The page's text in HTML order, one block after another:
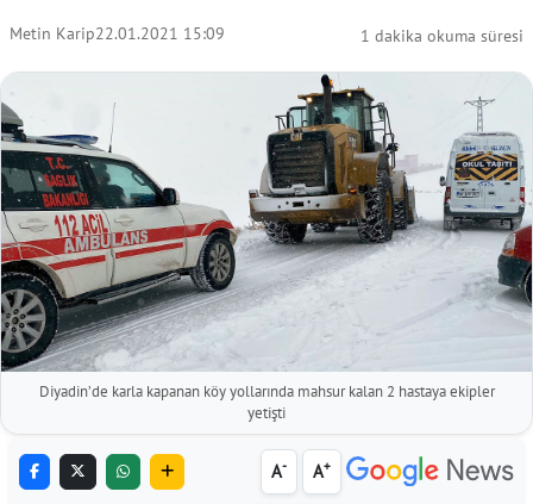
Metin Karip22.01.2021 15:09 1 dakika okuma süresi
Diyadin’de karla kapanan köy yollarında mahsur kalan 2 hastaya ekipler
yetişti
A- A+